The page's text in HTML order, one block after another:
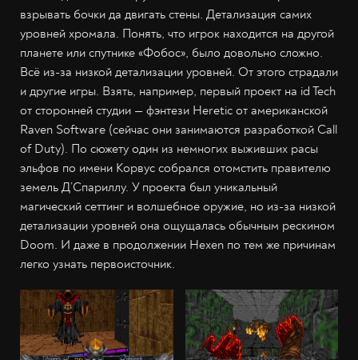
взрывать бочки да двигать стены. Детализация самих
уровней хромала. Понять, что игрок находится на другой
планете или спутнике «Фобос», было довольно сложно.
Всё из-за низкой детализации уровней. От этого страдали
и другие игры. Взять, например, первый проект на id Tech
от сторонней студии — фэнтези Heretic от американской
Raven Software (сейчас они занимаются разработкой Call
of Duty). По сюжету один из немногих выживших расы
эльфов по имени Корвус собрался отомстить правителю
земель Д’Спариллу. У проекта был уникальный
магический сеттинг и волшебное оружие, но из-за низкой
детализации уровней она ощущалась обычным рескином
Doom. И даже в продолжении Hexen по тем же причинам
легко узнать первоисточник.